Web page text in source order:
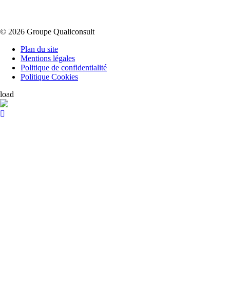
© 2026 Groupe Qualiconsult
Plan du site
Mentions légales
Politique de confidentialité
Politique Cookies
load